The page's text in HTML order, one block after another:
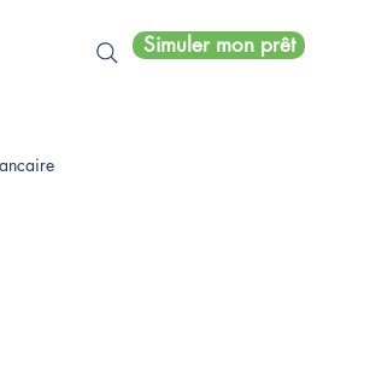
Simuler mon prêt